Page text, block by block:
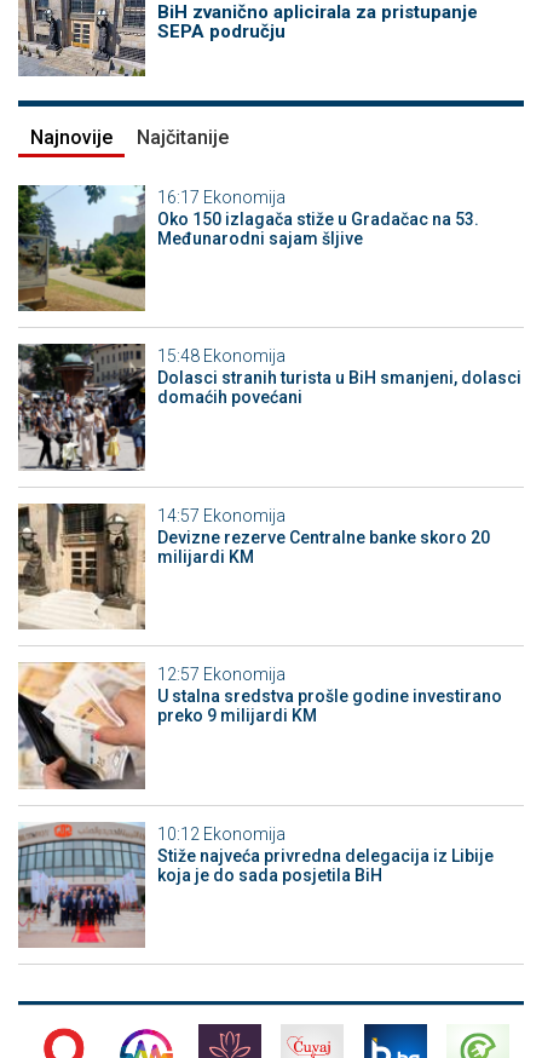
BiH zvanično aplicirala za pristupanje
SEPA području
Najnovije Najčitanije
16:17 Ekonomija
Oko 150 izlagača stiže u Gradačac na 53.
Međunarodni sajam šljive
15:48 Ekonomija
Dolasci stranih turista u BiH smanjeni, dolasci
domaćih povećani
14:57 Ekonomija
Devizne rezerve Centralne banke skoro 20
milijardi KM
12:57 Ekonomija
U stalna sredstva prošle godine investirano
preko 9 milijardi KM
10:12 Ekonomija
Stiže najveća privredna delegacija iz Libije
koja je do sada posjetila BiH